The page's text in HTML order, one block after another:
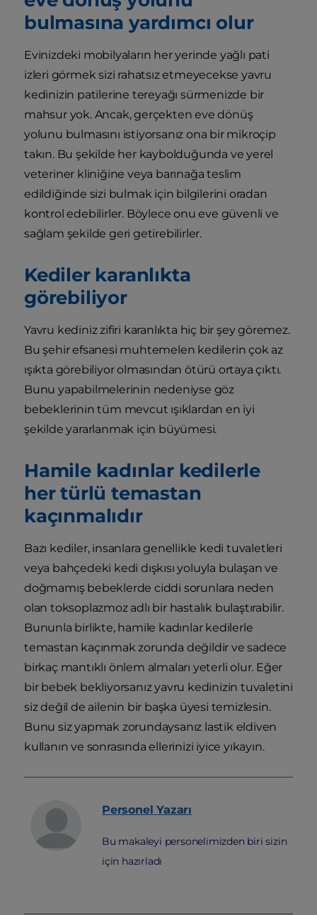
bulmasına yardımcı olur
Evinizdeki mobilyaların her yerinde yağlı pati
izleri görmek sizi rahatsız etmeyecekse yavru
kedinizin patilerine tereyağı sürmenizde bir
mahsur yok. Ancak, gerçekten eve dönüş
yolunu bulmasını istiyorsanız ona bir mikroçip
takın. Bu şekilde her kaybolduğunda ve yerel
veteriner kliniğine veya barınağa teslim
edildiğinde sizi bulmak için bilgilerini oradan
kontrol edebilirler. Böylece onu eve güvenli ve
sağlam şekilde geri getirebilirler.
Kediler karanlıkta
görebiliyor
Yavru kediniz zifiri karanlıkta hiç bir şey göremez.
Bu şehir efsanesi muhtemelen kedilerin çok az
ışıkta görebiliyor olmasından ötürü ortaya çıktı.
Bunu yapabilmelerinin nedeniyse göz
bebeklerinin tüm mevcut ışıklardan en iyi
şekilde yararlanmak için büyümesi.
Hamile kadınlar kedilerle
her türlü temastan
kaçınmalıdır
Bazı kediler, insanlara genellikle kedi tuvaletleri
veya bahçedeki kedi dışkısı yoluyla bulaşan ve
doğmamış bebeklerde ciddi sorunlara neden
olan toksoplazmoz adlı bir hastalık bulaştırabilir.
Bununla birlikte, hamile kadınlar kedilerle
temastan kaçınmak zorunda değildir ve sadece
birkaç mantıklı önlem almaları yeterli olur. Eğer
bir bebek bekliyorsanız yavru kedinizin tuvaletini
siz değil de ailenin bir başka üyesi temizlesin.
Bunu siz yapmak zorundaysanız lastik eldiven
kullanın ve sonrasında ellerinizi iyice yıkayın.
Personel Yazarı
Bu makaleyi personelimizden biri sizin
için hazırladı